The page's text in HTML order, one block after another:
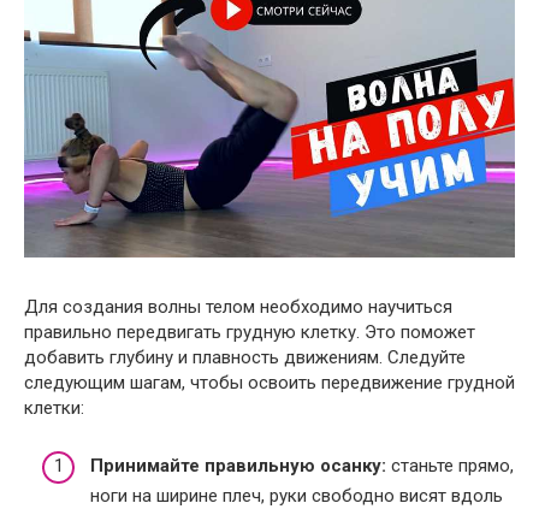
Для создания волны телом необходимо научиться
правильно передвигать грудную клетку. Это поможет
добавить глубину и плавность движениям. Следуйте
следующим шагам, чтобы освоить передвижение грудной
клетки:
Принимайте правильную осанку: станьте прямо,
ноги на ширине плеч, руки свободно висят вдоль